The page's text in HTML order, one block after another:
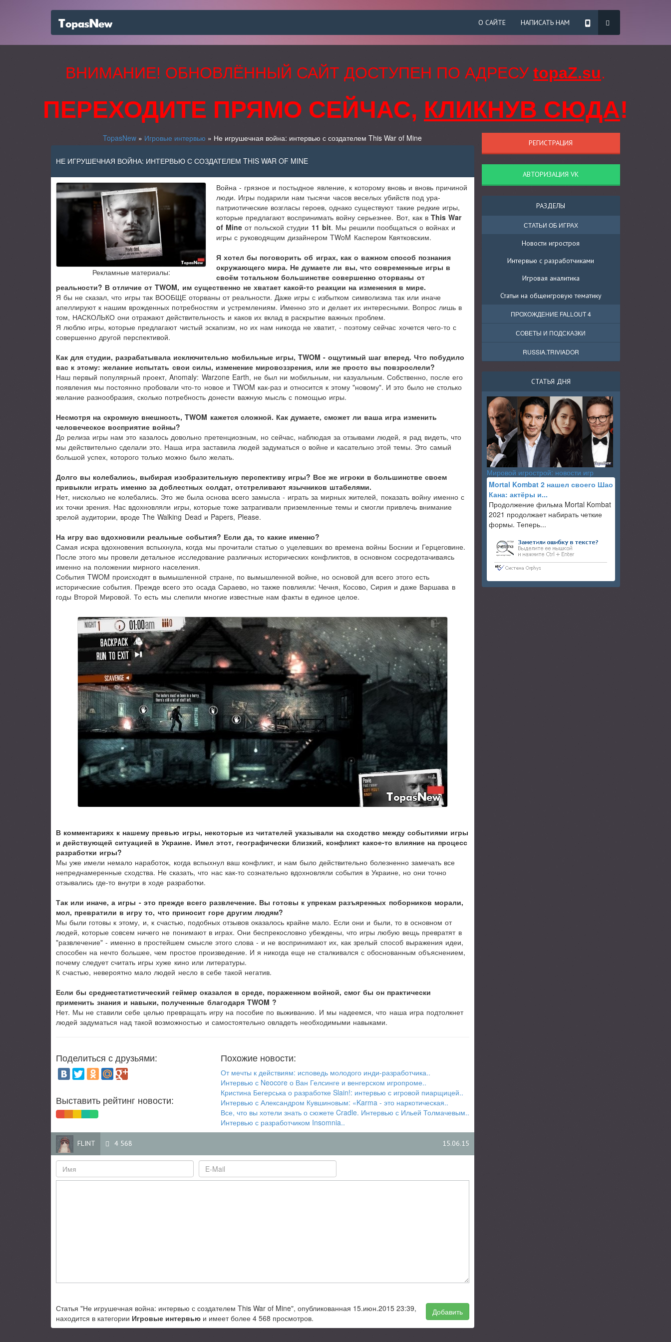
О САЙТЕ НАПИСАТЬ НАМ
ВНИМАНИЕ! ОБНОВЛЁННЫЙ САЙТ ДОСТУПЕН ПО АДРЕСУ topaZ.su.
ПЕРЕХОДИТЕ ПРЯМО СЕЙЧАС, КЛИКНУВ СЮДА!
TopasNew » Игровые интервью » Не игрушечная война: интервью с создателем This War of Mine
НЕ ИГРУШЕЧНАЯ ВОЙНА: ИНТЕРВЬЮ С СОЗДАТЕЛЕМ THIS WAR OF MINE
Рекламные материалы:
Война - грязное и постыдное явление, к которому вновь и вновь причиной
люди. Игры подарили нам тысячи часов веселых убийств под ура-
патриотические возгласы героев, однако существуют такие редкие игры,
которые предлагают воспринимать войну серьезнее. Вот, как в This War
of Mine от польской студии 11 bit. Мы решили пообщаться о войнах и
игры с руководящим дизайнером TWoM Каспером Квятковским.
Я хотел бы поговорить об играх, как о важном способ познания
окружающего мира. Не думаете ли вы, что современные игры в
своём тотальном большинстве совершенно оторваны от
реальности? В отличие от TWOM, им существенно не хватает какой-то реакции на изменения в мире.
Я бы не сказал, что игры так ВООБЩЕ оторваны от реальности. Даже игры с избытком символизма так или иначе
апеллируют к нашим врожденных потребностям и устремлениям. Именно это и делает их интересными. Вопрос лишь в
том, НАСКОЛЬКО они отражают действительность и каков их вклад в раскрытие важных проблем.
Я люблю игры, которые предлагают чистый эскапизм, но их нам никогда не хватит, - поэтому сейчас хочется чего-то с
совершенно другой перспективой.
Как для студии, разрабатывала исключительно мобильные игры, TWOM - ощутимый шаг вперед. Что побудило
вас к этому: желание испытать свои силы, изменение мировоззрения, или же просто вы повзрослели?
Наш первый популярный проект, Anomaly: Warzone Earth, не был ни мобильным, ни казуальным. Собственно, после его
появления мы постоянно пробовали что-то новое и TWOM как-раз и относится к этому "новому". И это было не столько
желание разнообразия, сколько потребность донести важную мысль с помощью игры.
Несмотря на скромную внешность, TWOM кажется сложной. Как думаете, сможет ли ваша игра изменить
человеческое восприятие войны?
До релиза игры нам это казалось довольно претенциозным, но сейчас, наблюдая за отзывами людей, я рад видеть, что
мы действительно сделали это. Наша игра заставила людей задуматься о войне и касательно этой темы. Это самый
большой успех, которого только можно было желать.
Долго вы колебались, выбирая изобразительную перспективу игры? Все же игроки в большинстве своем
привыкли играть именно за доблестных солдат, отстреливают язычников штабелями.
Нет, нисколько не колебались. Это же была основа всего замысла - играть за мирных жителей, показать войну именно с
их точки зрения. Нас вдохновляли игры, которые тоже затрагивали приземленные темы и смогли привлечь внимание
зрелой аудитории, вроде The Walking Dead и Papers, Please.
На игру вас вдохновили реальные события? Если да, то какие именно?
Самая искра вдохновения вспыхнула, когда мы прочитали статью о уцелевших во времена войны Боснии и Герцеговине.
После этого мы провели детальное исследование различных исторических конфликтов, в основном сосредотачиваясь
именно на положении мирного населения.
События TWOM происходят в вымышленной стране, по вымышленной войне, но основой для всего этого есть
исторические события. Прежде всего это осада Сараево, но также повлияли: Чечня, Косово, Сирия и даже Варшава в
годы Второй Мировой. То есть мы слепили многие известные нам факты в единое целое.
В комментариях к нашему превью игры, некоторые из читателей указывали на сходство между событиями игры
и действующей ситуацией в Украине. Имел этот, географически близкий, конфликт какое-то влияние на процесс
разработки игры?
Мы уже имели немало наработок, когда вспыхнул ваш конфликт, и нам было действительно болезненно замечать все
непреднамеренные сходства. Не сказать, что нас как-то сознательно вдохновляли события в Украине, но они точно
отзывались где-то внутри в ходе разработки.
Так или иначе, а игры - это прежде всего развлечение. Вы готовы к упрекам разъяренных поборников морали,
мол, превратили в игру то, что приносит горе другим людям?
Мы были готовы к этому, и, к счастью, подобных отзывов оказалось крайне мало. Если они и были, то в основном от
людей, которые совсем ничего не понимают в играх. Они беспрекословно убеждены, что игры любую вещь превратят в
"развлечение" - именно в простейшем смысле этого слова - и не воспринимают их, как зрелый способ выражения идеи,
способен на нечто большее, чем простое произведение. И я никогда еще не сталкивался с обоснованным объяснением,
почему следует считать игры хуже кино или литературы.
К счастью, невероятно мало людей несло в себе такой негатив.
Если бы среднестатистический геймер оказался в среде, пораженном войной, смог бы он практически
применить знания и навыки, полученные благодаря TWOM ?
Нет. Мы не ставили себе целью превращать игру на пособие по выживанию. И мы надеемся, что наша игра подтолкнет
людей задуматься над такой возможностью и самостоятельно овладеть необходимыми навыками.
Поделиться с друзьями:
Выставить рейтинг новости:
Похожие новости:
От мечты к действиям: исповедь молодого инди-разработчика..
Интервью с Neocore о Ван Гелсинге и венгерском игропроме..
Кристина Бегерська о разработке Slain!: интервью с игровой пиарщицей..
Интервью с Александром Кувшиновым: «Karma - это наркотическая..
Все, что вы хотели знать о сюжете Cradle. Интервью с Ильей Толмачевым..
Интервью с разработчиком Insomnia..
FLINT 4 568 15.06.15
Добавить
Статья "Не игрушечная война: интервью с создателем This War of Mine", опубликованная 15.июн.2015 23:39,
находится в категории Игровые интервью и имеет более 4 568 просмотров.
РЕГИСТРАЦИЯ
АВТОРИЗАЦИЯ VK
РАЗДЕЛЫ
СТАТЬИ ОБ ИГРАХ
Новости игростроя
Интервью с разработчиками
Игровая аналитика
Статьи на общеигровую тематику
ПРОХОЖДЕНИЕ FALLOUT 4
СОВЕТЫ И ПОДСКАЗКИ
RUSSIA.TRIVIADOR
СТАТЬЯ ДНЯ
Мировой игрострой: новости игр
Mortal Kombat 2 нашел своего Шао
Кана: актёры и...
Продолжение фильма Mortal Kombat
2021 продолжает набирать четкие
формы. Теперь...